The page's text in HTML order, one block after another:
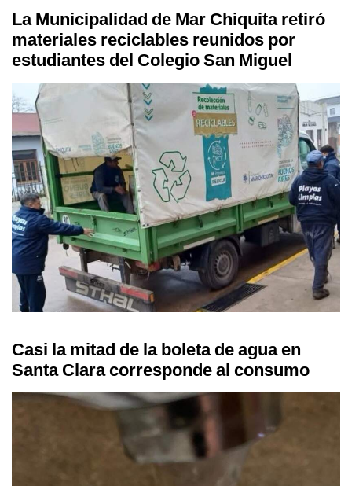
La Municipalidad de Mar Chiquita retiró
materiales reciclables reunidos por
estudiantes del Colegio San Miguel
Casi la mitad de la boleta de agua en
Santa Clara corresponde al consumo